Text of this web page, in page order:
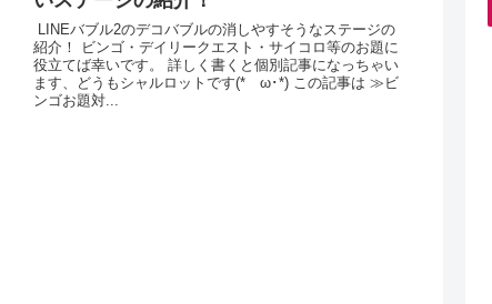
LINEバブル2のデコバブルの消しやすそうなステージの
紹介！ ビンゴ・デイリークエスト・サイコロ等のお題に
役立てば幸いです。 詳しく書くと個別記事になっちゃい
ます、どうもシャルロットです(*ゝω･*) この記事は ≫ビ
ンゴお題対...